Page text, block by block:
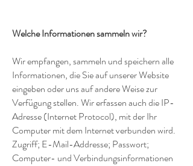
Welche Informationen sammeln wir?
Wir empfangen, sammeln und speichern alle
Informationen, die Sie auf unserer Website
eingeben oder uns auf andere Weise zur
Verfügung stellen. Wir erfassen auch die IP-
Adresse (Internet Protocol), mit der Ihr
Computer mit dem Internet verbunden wird.
Zugriff; E-Mail-Addresse; Passwort;
Computer- und Verbindungsinformationen